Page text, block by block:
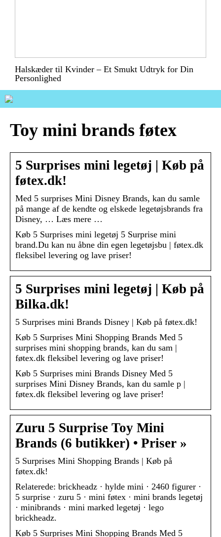
Halskæder til Kvinder – Et Smukt Udtryk for Din
Personlighed
Toy mini brands føtex
5 Surprises mini legetøj | Køb på
føtex.dk!
Med 5 surprises Mini Disney Brands, kan du samle
på mange af de kendte og elskede legetøjsbrands fra
Disney, … Læs mere …
Køb 5 Surprises mini legetøj 5 Surprise mini
brand.Du kan nu åbne din egen legetøjsbu | føtex.dk
fleksibel levering og lave priser!
5 Surprises mini legetøj | Køb på
Bilka.dk!
5 Surprises mini Brands Disney | Køb på føtex.dk!
Køb 5 Surprises Mini Shopping Brands Med 5
surprises mini shopping brands, kan du sam |
føtex.dk fleksibel levering og lave priser!
Køb 5 Surprises mini Brands Disney Med 5
surprises Mini Disney Brands, kan du samle p |
føtex.dk fleksibel levering og lave priser!
Zuru 5 Surprise Toy Mini
Brands (6 butikker) • Priser »
5 Surprises Mini Shopping Brands | Køb på
føtex.dk!
Relaterede: brickheadz · hylde mini · 2460 figurer ·
5 surprise · zuru 5 · mini føtex · mini brands legetøj
· minibrands · mini marked legetøj · lego
brickheadz.
Køb 5 Surprises Mini Shopping Brands Med 5